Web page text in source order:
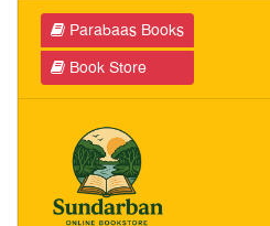
Parabaas Books
Book Store